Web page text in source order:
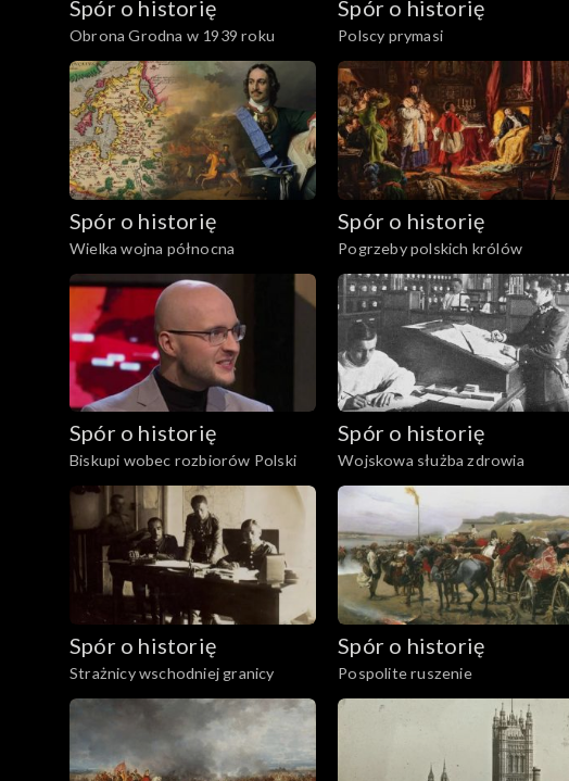
Spór o historię
Obrona Grodna w 1939 roku
Spór o historię
Polscy prymasi
Spór o historię
Wielka wojna północna
Spór o historię
Pogrzeby polskich królów
Spór o historię
Biskupi wobec rozbiorów Polski
Spór o historię
Wojskowa służba zdrowia
Spór o historię
Strażnicy wschodniej granicy
Spór o historię
Pospolite ruszenie